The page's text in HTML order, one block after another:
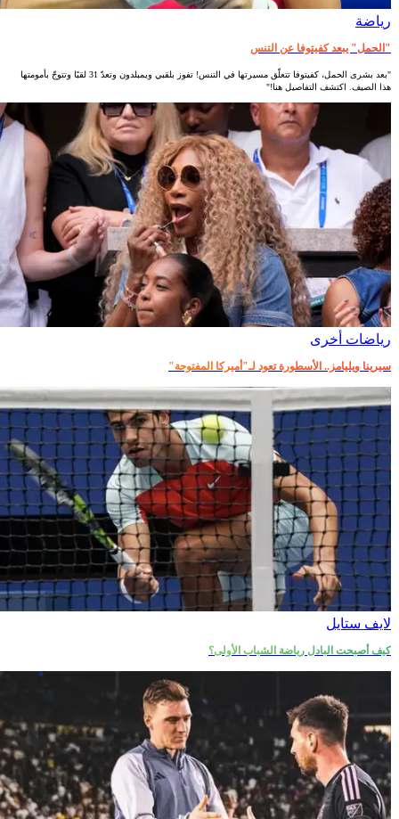
رياضة
"الحمل" يبعد كفيتوفا عن التنس
"بعد بشرى الحمل، كفيتوفا تتعلّق مسيرتها في التنس! تفوز بلقبي ويمبلدون وتعدّ 31 لقبًا وتتوجّ بأمومتها
هذا الصيف. اكتشف التفاصيل هنا!"
رياضات أخرى
سيرينا ويليامز.. الأسطورة تعود لـ"أميركا المفتوحة"
لايف ستايل
كيف أصبحت البادل رياضة الشباب الأولى؟